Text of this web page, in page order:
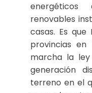
renovables
casas. Es
provincias
marcha la
generación
terreno en el